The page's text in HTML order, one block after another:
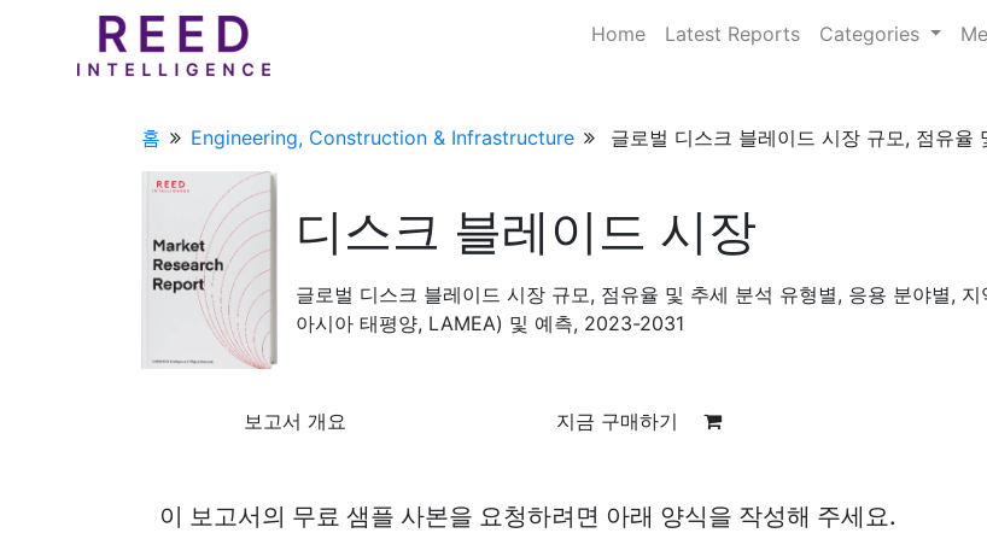
Home Latest Reports Categories
홈 Engineering, Construction & Infrastructure 글로벌 디스크 블레이드 시장 규모, 점유율
디스크 블레이드 시장
글로벌 디스크 블레이드 시장 규모, 점유율 및 추세 분석 유형별, 응용 분야별, 지
아시아 태평양, LAMEA) 및 예측, 2023-2031
보고서 개요 지금 구매하기
이 보고서의 무료 샘플 사본을 요청하려면 아래 양식을 작성해 주세요.